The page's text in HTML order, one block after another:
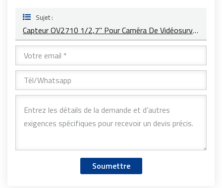
Sujet :
Capteur OV2710 1/2,7" Pour Caméra De Vidéosurveillance, Objectifs 35 Mm YT-4983P-A2
Soumettre